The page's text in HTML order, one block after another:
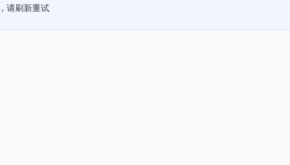
请刷新重试